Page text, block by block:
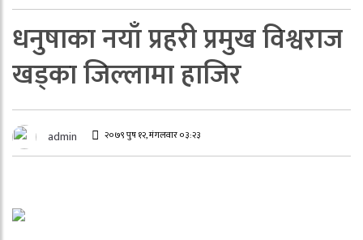
धनुषाका नयाँ प्रहरी प्रमुख विश्वराज
खड्का जिल्लामा हाजिर
admin २०७९ पुष १२, मंगलवार ०३:२३